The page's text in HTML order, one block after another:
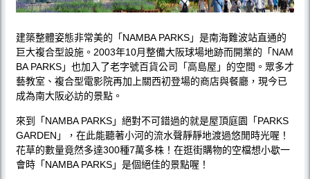
建築整體姿態非常美的「NAMBA PARKS」是南海難波站直通的
巨大複合型設施。2003年10月整備大阪球場地跡而開業的「NAM
BA PARKS」也加入了老字號百貨公司「高島屋」的空間。眾多才
藝教室、複合型電影院再加上關西初登場的商店與餐廳，現今已
成為南大阪必訪的景點。
來到「NAMBA PARKS」絕對不可錯過的就是屋頂庭園「PARKS
GARDEN」，在此能聽著小河的流水聲靜靜地渡過悠閒時光喔！
花草的數量竟然多達300種7萬多株！在逛街購物的空檔想小歇一
會時「NAMBA PARKS」是個絕佳的景點喔！